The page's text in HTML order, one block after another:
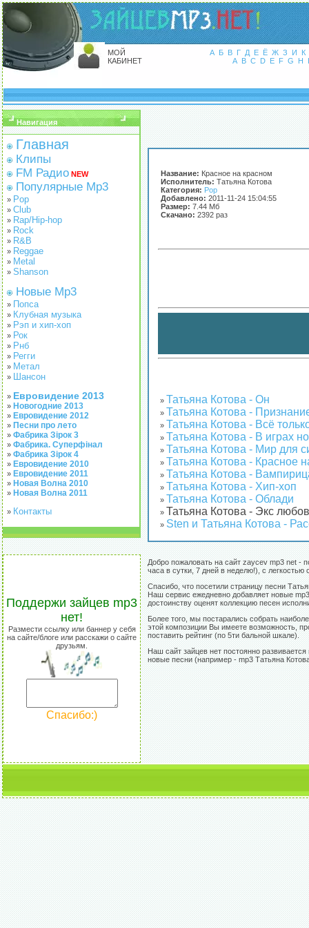
МОЙ
КАБИНЕТ
А Б В Г Д Е Ё Ж З И
К
A B C D E F G H I
Навигация
Главная
Клипы
FM Радио NEW
Популярные Mp3
» Pop
» Club
» Rap/Hip-hop
» Rock
» R&B
» Reggae
» Metal
» Shanson
Новые Mp3
» Попса
» Клубная музыка
» Рэп и хип-хоп
» Рок
» Рнб
» Регги
» Метал
» Шансон
» Евровидение 2013
» Новогодние 2013
» Евровидение 2012
» Песни про лето
» Фабрика Зірок 3
» Фабрика. Суперфінал
» Фабрика Зірок 4
» Евровидение 2010
» Евровидение 2011
» Новая Волна 2010
» Новая Волна 2011
» Контакты
Поддержи зайцев mp3
нет!
Размести ссылку или баннер у себя
на сайте/блоге или расскажи о сайте
друзьям.
Спасибо:)
Название: Красное на красном
Исполнитель: Татьяна Котова
Категория: Pop
Добавлено: 2011-11-24 15:04:55
Размер: 7.44 Мб
Скачано: 2392 раз
» Татьяна Котова - Он
» Татьяна Котова -
» Татьяна Котова - Всё
» Татьяна Котова - В играх
» Татьяна Котова - Мир для
» Татьяна Котова - Красное
» Татьяна Котова -
» Татьяна Котова - Хип-хоп
» Татьяна Котова - Облади
» Татьяна Котова - Экс
» Sten и Татьяна Котова -
Добро пожаловать на сайт zaycev mp3 net -
часа в сутки, 7 дней в неделю!), с
Спасибо, что посетили страницу песни
Наш сервис ежедневно добавляет новые
достоинству оценят коллекцию песен
Более того, мы постарались собрать
этой композиции Вы имеете возможность,
поставить рейтинг (по 5ти бальной шкале).
Наш сайт зайцев нет постоянно
новые песни (например - mp3 Татьяна